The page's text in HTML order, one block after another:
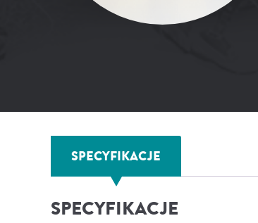
SPECYFIKACJE
SPECYFIKACJE